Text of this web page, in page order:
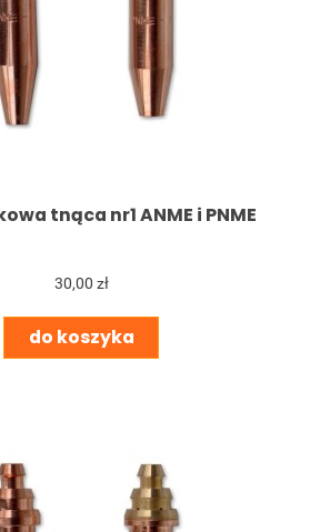
tnąca nr1 ANME i PNME
30,00 zł
do koszyka